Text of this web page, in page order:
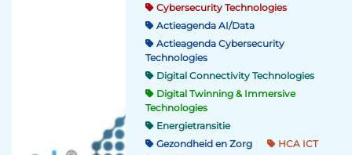
Cybersecurity Technologies
Actieagenda AI/Data
Actieagenda Cybersecurity
Technologies
Digital Connectivity Technologies
Digital Twinning & Immersive
Technologies
Energietransitie
Gezondheid en Zorg
HCA ICT